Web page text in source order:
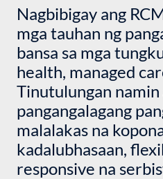
Nagbibigay ang
mga tauhan ng
bansa sa mga
health, managed
Tinutulungan namin
pangangalagang
malalakas na
kadalubhasaan,
responsive na